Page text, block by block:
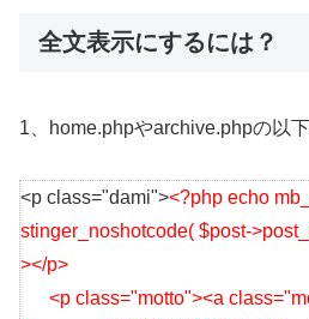
全文表示にするには？
1、home.phpやarchive.phpの以
<p class="dami"><?php echo
stinger_noshotcode( $post-
></p>
<p class="motto"><a